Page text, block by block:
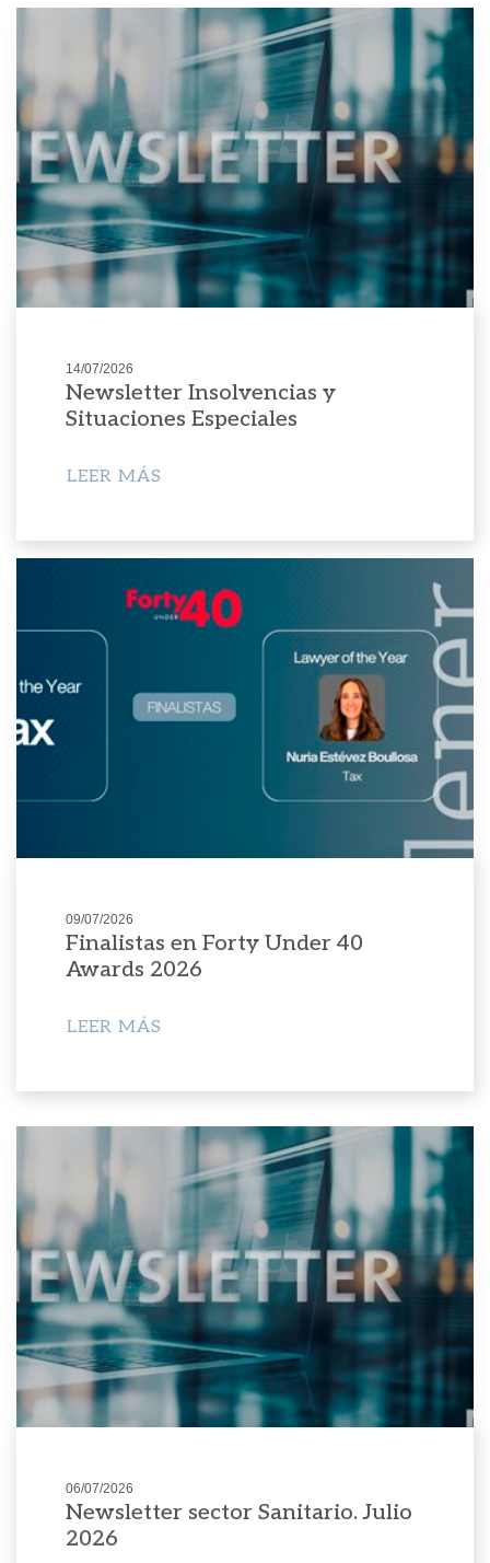
14/07/2026
Newsletter Insolvencias y
Situaciones Especiales
LEER MÁS
09/07/2026
Finalistas en Forty Under 40
Awards 2026
LEER MÁS
06/07/2026
Newsletter sector Sanitario. Julio
2026